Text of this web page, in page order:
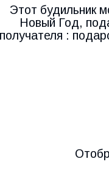
Этот будильник
Новый Год,
: